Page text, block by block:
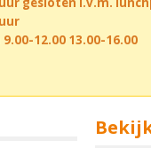
12.00 13.00-16.00